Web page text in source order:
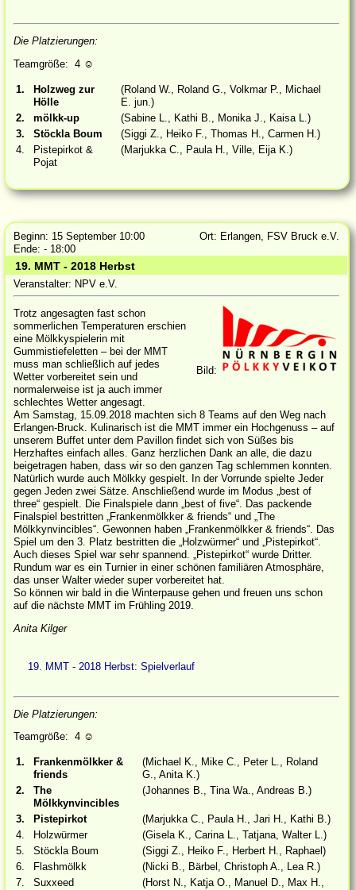
Die Platzierungen:
Teamgröße: 4 ☺
1.
Holzweg zur
Hölle
(Roland W., Roland G., Volkmar P., Michael
E. jun.)
2.
mölkk-up
(Sabine L., Kathi B., Monika J., Kaisa L.)
3.
Stöckla Boum
(Siggi Z., Heiko F., Thomas H., Carmen H.)
4.
Pistepirkot &
Pojat
(Marjukka C., Paula H., Ville, Eija K.)
Beginn: 15 September 10:00
Ort: Erlangen, FSV Bruck e.V.
Ende: - 18:00
19. MMT - 2018 Herbst
Veranstalter: NPV e.V.
Bild:
Trotz angesagten fast schon
sommerlichen Temperaturen erschien
eine Mölkkyspielerin mit
Gummistiefeletten – bei der MMT
muss man schließlich auf jedes
Wetter vorbereitet sein und
normalerweise ist ja auch immer
schlechtes Wetter angesagt.
Am Samstag, 15.09.2018 machten sich 8 Teams auf den Weg nach
Erlangen-Bruck. Kulinarisch ist die MMT immer ein Hochgenuss – auf
unserem Buffet unter dem Pavillon findet sich von Süßes bis
Herzhaftes einfach alles. Ganz herzlichen Dank an alle, die dazu
beigetragen haben, dass wir so den ganzen Tag schlemmen konnten.
Natürlich wurde auch Mölkky gespielt. In der Vorrunde spielte Jeder
gegen Jeden zwei Sätze. Anschließend wurde im Modus „best of
three“ gespielt. Die Finalspiele dann „best of five“. Das packende
Finalspiel bestritten „Frankenmölkker & friends“ und „The
Mölkkynvincibles“. Gewonnen haben „Frankenmölkker & friends“. Das
Spiel um den 3. Platz bestritten die „Holzwürmer“ und „Pistepirkot“.
Auch dieses Spiel war sehr spannend. „Pistepirkot“ wurde Dritter.
Rundum war es ein Turnier in einer schönen familiären Atmosphäre,
das unser Walter wieder super vorbereitet hat.
So können wir bald in die Winterpause gehen und freuen uns schon
auf die nächste MMT im Frühling 2019.
Anita Kilger
19. MMT - 2018 Herbst: Spielverlauf
Die Platzierungen:
Teamgröße: 4 ☺
1.
Frankenmölkker &
friends
(Michael K., Mike C., Peter L., Roland
G., Anita K.)
2.
The
Mölkkynvincibles
(Johannes B., Tina Wa., Andreas B.)
3. Pistepirkot
(Marjukka C., Paula H., Jari H., Kathi B.)
4.
Holzwürmer
(Gisela K., Carina L., Tatjana, Walter L.)
5.
Stöckla Boum
(Siggi Z., Heiko F., Herbert H., Raphael)
6.
Flashmölkk
(Nicki B., Bärbel, Christoph A., Lea R.)
7.
Suxxeed
(Horst N., Katja O., Manuel D., Max H.,